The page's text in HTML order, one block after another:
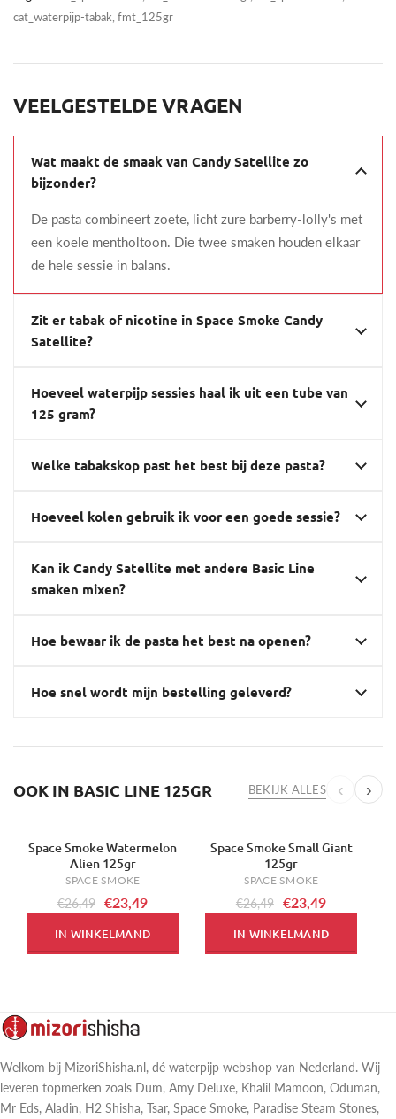
cat_waterpijp-tabak, fmt_125gr
VEELGESTELDE VRAGEN
Wat maakt de smaak van Candy Satellite zo
bijzonder?
De pasta combineert zoete, licht zure barberry-lolly's met
een koele mentholtoon. Die twee smaken houden elkaar
de hele sessie in balans.
Zit er tabak of nicotine in Space Smoke Candy
Satellite?
Hoeveel waterpijp sessies haal ik uit een tube van
125 gram?
Welke tabakskop past het best bij deze pasta?
Hoeveel kolen gebruik ik voor een goede sessie?
Kan ik Candy Satellite met andere Basic Line
smaken mixen?
Hoe bewaar ik de pasta het best na openen?
Hoe snel wordt mijn bestelling geleverd?
OOK IN BASIC LINE 125GR BEKIJK ALLES ‹ ›
-11%
Space Smoke Watermelon
Alien 125gr
SPACE SMOKE
€26,49 €23,49
IN WINKELMAND
-11%
Space Smoke Small Giant
125gr
SPACE SMOKE
€26,49 €23,49
IN WINKELMAND
Welkom bij MizoriShisha.nl, dé waterpijp webshop van Nederland. Wij
leveren topmerken zoals Dum, Amy Deluxe, Khalil Mamoon, Oduman,
Mr Eds, Aladin, H2 Shisha, Tsar, Space Smoke, Paradise Steam Stones,